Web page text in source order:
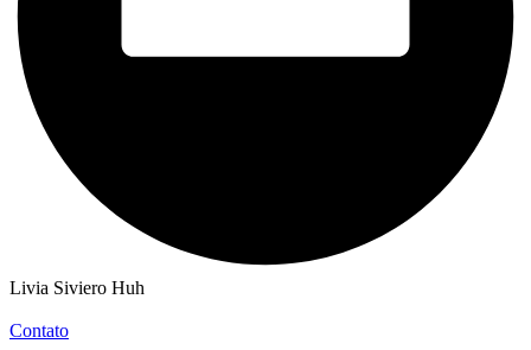
Livia Siviero Huh
Contato